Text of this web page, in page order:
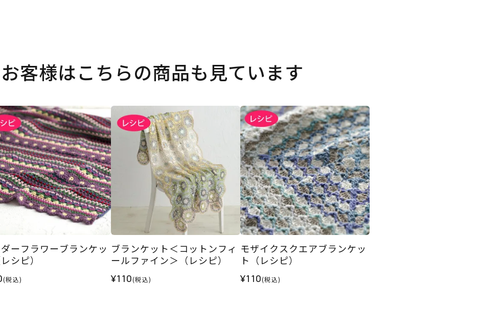
客様はこちらの商品も見ています
ーフラワーブランケッ
シピ）
(税込)
ブランケット＜コットンフィ
ールファイン＞（レシピ）
¥110(税込)
モザイクスクエアブランケッ
ト（レシピ）
¥110(税込)